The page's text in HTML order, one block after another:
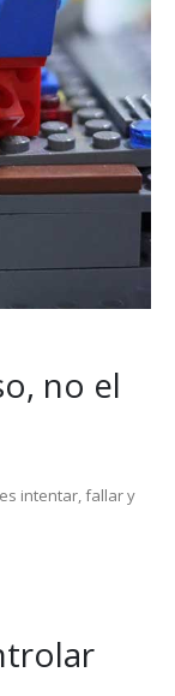
no el
intentar, fallar y